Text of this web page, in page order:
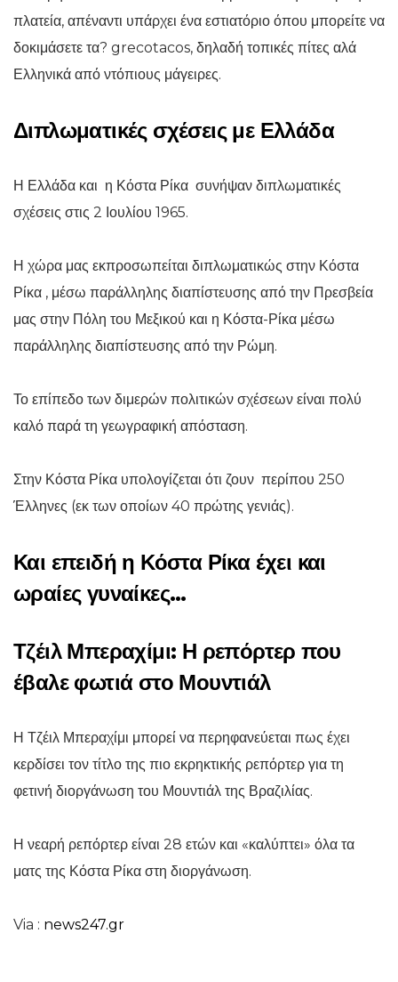
πλατεία, απέναντι υπάρχει ένα εστιατόριο όπου μπορείτε να
δοκιμάσετε τα? grecotacos, δηλαδή τοπικές πίτες αλά
Ελληνικά από ντόπιους μάγειρες.
Διπλωματικές σχέσεις με Ελλάδα
Η Ελλάδα και η Κόστα Ρίκα συνήψαν διπλωματικές
σχέσεις στις 2 Ιουλίου 1965.
Η χώρα μας εκπροσωπείται διπλωματικώς στην Κόστα
Ρίκα , μέσω παράλληλης διαπίστευσης από την Πρεσβεία
μας στην Πόλη του Μεξικού και η Κόστα-Ρίκα μέσω
παράλληλης διαπίστευσης από την Ρώμη.
Το επίπεδο των διμερών πολιτικών σχέσεων είναι πολύ
καλό παρά τη γεωγραφική απόσταση.
Στην Κόστα Ρίκα υπολογίζεται ότι ζουν περίπου 250
Έλληνες (εκ των οποίων 40 πρώτης γενιάς).
Και επειδή η Κόστα Ρίκα έχει και
ωραίες γυναίκες…
Τζέιλ Μπεραχίμι: Η ρεπόρτερ που
έβαλε φωτιά στο Μουντιάλ
Η Τζέιλ Μπεραχίμι μπορεί να περηφανεύεται πως έχει
κερδίσει τον τίτλο της πιο εκρηκτικής ρεπόρτερ για τη
φετινή διοργάνωση του Μουντιάλ της Βραζιλίας.
Η νεαρή ρεπόρτερ είναι 28 ετών και «καλύπτει» όλα τα
ματς της Κόστα Ρίκα στη διοργάνωση.
Via : news247.gr